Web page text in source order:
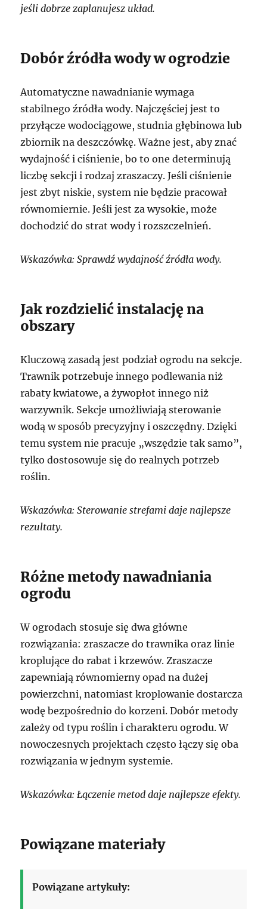
jeśli dobrze zaplanujesz układ.
Dobór źródła wody w ogrodzie
Automatyczne nawadnianie wymaga
stabilnego źródła wody. Najczęściej jest to
przyłącze wodociągowe, studnia głębinowa lub
zbiornik na deszczówkę. Ważne jest, aby znać
wydajność i ciśnienie, bo to one determinują
liczbę sekcji i rodzaj zraszaczy. Jeśli ciśnienie
jest zbyt niskie, system nie będzie pracował
równomiernie. Jeśli jest za wysokie, może
dochodzić do strat wody i rozszczelnień.
Wskazówka: Sprawdź wydajność źródła wody.
Jak rozdzielić instalację na
obszary
Kluczową zasadą jest podział ogrodu na sekcje.
Trawnik potrzebuje innego podlewania niż
rabaty kwiatowe, a żywopłot innego niż
warzywnik. Sekcje umożliwiają sterowanie
wodą w sposób precyzyjny i oszczędny. Dzięki
temu system nie pracuje „wszędzie tak samo”,
tylko dostosowuje się do realnych potrzeb
roślin.
Wskazówka: Sterowanie strefami daje najlepsze
rezultaty.
Różne metody nawadniania
ogrodu
W ogrodach stosuje się dwa główne
rozwiązania: zraszacze do trawnika oraz linie
kroplujące do rabat i krzewów. Zraszacze
zapewniają równomierny opad na dużej
powierzchni, natomiast kroplowanie dostarcza
wodę bezpośrednio do korzeni. Dobór metody
zależy od typu roślin i charakteru ogrodu. W
nowoczesnych projektach często łączy się oba
rozwiązania w jednym systemie.
Wskazówka: Łączenie metod daje najlepsze efekty.
Powiązane materiały
Powiązane artykuły: